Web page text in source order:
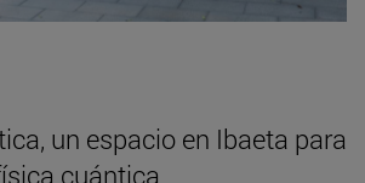
un espacio en Ibaeta para
cuántica